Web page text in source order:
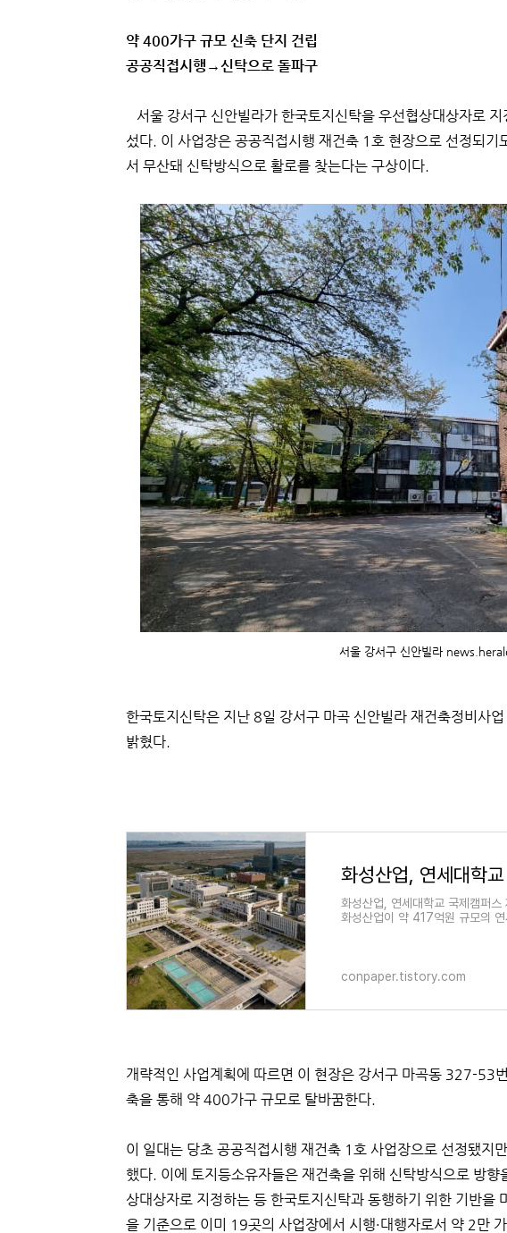
약 400가구 규모 신축 단지 건립
공공직접시행→신탁으로 돌파구
서울 강서구 신안빌라가 한국토지신탁을 우선협상대상자로
섰다. 이 사업장은 공공직접시행 재건축 1호 현장으로 선정되기
서 무산돼 신탁방식으로 활로를 찾는다는 구상이다.
서울 강서구 신안빌라
한국토지신탁은 지난 8일 강서구 마곡 신안빌라 재건축정비사
밝혔다.
화성산업, 연세대학교 국제캠퍼
화성산업이 약 417억원 규모의
conpaper.tistory.com
개략적인 사업계획에 따르면 이 현장은 강서구 마곡동 327-53
축을 통해 약 400가구 규모로 탈바꿈한다.
이 일대는 당초 공공직접시행 재건축 1호 사업장으로 선정됐지
했다. 이에 토지등소유자들은 재건축을 위해 신탁방식으로 방
상대상자로 지정하는 등 한국토지신탁과 동행하기 위한 기반
을 기준으로 이미 19곳의 사업장에서 시행·대행자로서 약 2만